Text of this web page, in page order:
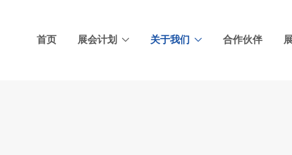
首页 展会计划 关于我们 合作伙伴